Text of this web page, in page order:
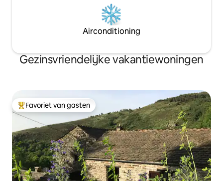
Airconditioning
Gezinsvriendelijke vakantiewoningen
Topfavoriet van gasten
Favoriet van gasten